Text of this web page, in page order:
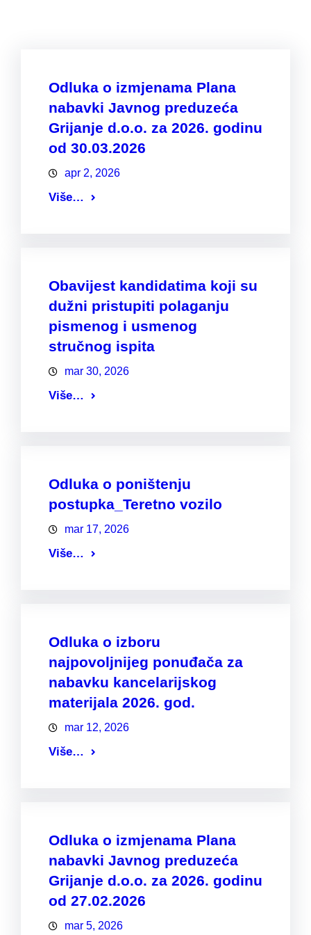
Odluka o izmjenama Plana
nabavki Javnog preduzeća
Grijanje d.o.o. za 2026. godinu
od 30.03.2026
apr 2, 2026
Više…
Obavijest kandidatima koji su
dužni pristupiti polaganju
pismenog i usmenog
stručnog ispita
mar 30, 2026
Više…
Odluka o poništenju
postupka_Teretno vozilo
mar 17, 2026
Više…
Odluka o izboru
najpovoljnijeg ponuđača za
nabavku kancelarijskog
materijala 2026. god.
mar 12, 2026
Više…
Odluka o izmjenama Plana
nabavki Javnog preduzeća
Grijanje d.o.o. za 2026. godinu
od 27.02.2026
mar 5, 2026